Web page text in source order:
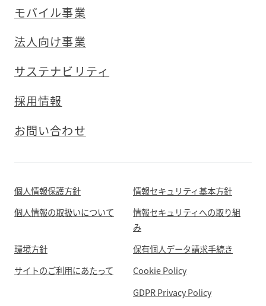
モバイル事業
法人向け事業
サステナビリティ
採用情報
お問い合わせ
個人情報保護方針
情報セキュリティ基本方針
個人情報の取扱いについて
情報セキュリティへの取り組
み
環境方針
保有個人データ請求手続き
サイトのご利用にあたって
Cookie Policy
GDPR Privacy Policy